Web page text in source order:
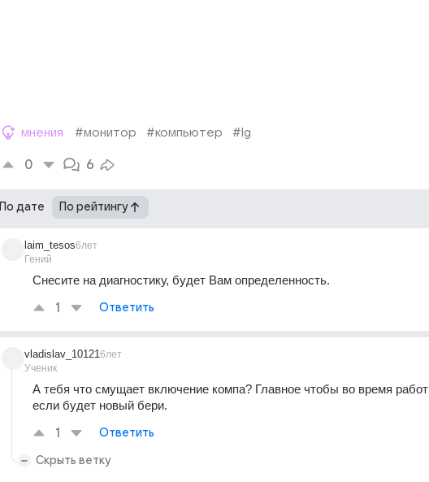
мнения #монитор #компьютер #lg
0 6
По дате По рейтингу
laim_tesos
Гений
6лет
Снесите на диагностику, будет Вам определенность.
1 Ответить
vladislav_10121
Ученик
6лет
А тебя что смущает включение компа? Главное чтобы во время
если будет новый бери.
1 Ответить
Скрыть ветку